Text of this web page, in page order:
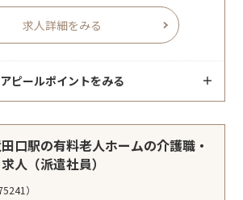
求人詳細をみる
アピールポイントをみる
口駅の有料老人ホームの介護職・
人（派遣社員）
）